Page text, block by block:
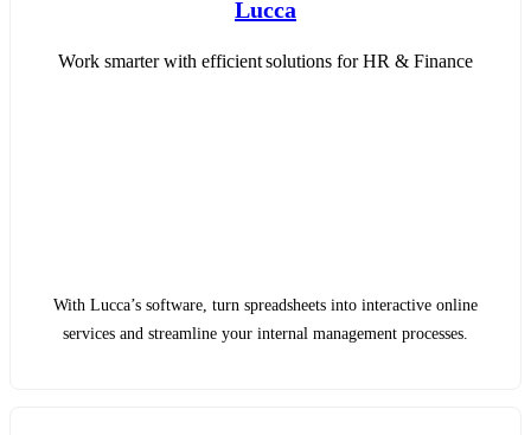
Lucca
Work smarter with efficient solutions for HR & Finance
With Lucca’s software, turn spreadsheets into interactive online
services and streamline your internal management processes.